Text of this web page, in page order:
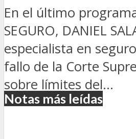
En el último
SEGURO, DANIEL
especialista en
fallo de la Corte
sobre límites del...
Notas más leídas